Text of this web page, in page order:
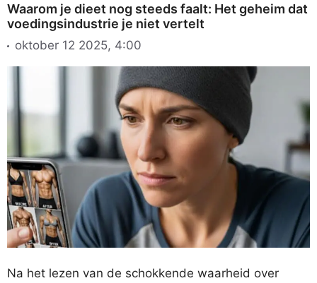
Waarom je dieet nog steeds faalt: Het geheim dat
voedingsindustrie je niet vertelt
oktober 12 2025, 4:00
Na het lezen van de schokkende waarheid over